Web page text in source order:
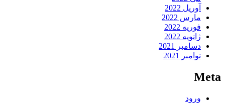
آوریل 2022
مارس 2022
فوریه 2022
ژانویه 2022
دسامبر 2021
نوامبر 2021
Meta
ورود